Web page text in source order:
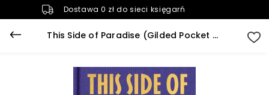
Dostawa 0 zł do sieci księgarń
This Side of Paradise (Gilded Pocket Edition)